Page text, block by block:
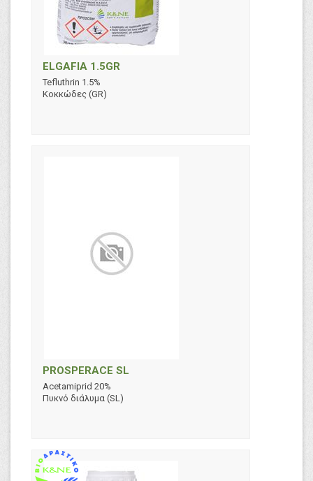
ELGAFIA 1.5GR
Tefluthrin 1.5%
Κοκκώδες (GR)
PROSPERACE SL
Acetamiprid 20%
Πυκνό διάλυμα (SL)